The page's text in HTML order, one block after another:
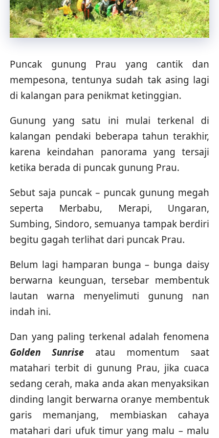
Puncak gunung Prau yang cantik dan
mempesona, tentunya sudah tak asing lagi
di kalangan para penikmat ketinggian.
Gunung yang satu ini mulai terkenal di
kalangan pendaki beberapa tahun terakhir,
karena keindahan panorama yang tersaji
ketika berada di puncak gunung Prau.
Sebut saja puncak – puncak gunung megah
seperta Merbabu, Merapi, Ungaran,
Sumbing, Sindoro, semuanya tampak berdiri
begitu gagah terlihat dari puncak Prau.
Belum lagi hamparan bunga – bunga daisy
berwarna keunguan, tersebar membentuk
lautan warna menyelimuti gunung nan
indah ini.
Dan yang paling terkenal adalah fenomena
Golden Sunrise atau momentum saat
matahari terbit di gunung Prau, jika cuaca
sedang cerah, maka anda akan menyaksikan
dinding langit berwarna oranye membentuk
garis memanjang, membiaskan cahaya
matahari dari ufuk timur yang malu – malu